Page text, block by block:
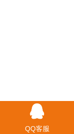
QQ客服